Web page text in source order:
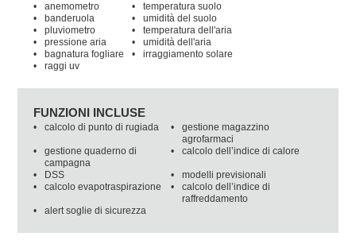
• anemometro •
temperatura suolo
•
banderuola •
umidità del suolo
•
pluviometro •
temperatura dell'aria
•
pressione aria •
umidità dell'aria
•
bagnatura fogliare •
irraggiamento solare
•
raggi uv
FUNZIONI INCLUSE
• calcolo di punto di rugiada •
gestione magazzino
agrofarmaci
•
gestione quaderno di
campagna
• calcolo dell’indice di calore
• DSS •
modelli previsionali
•
calcolo evapotraspirazione •
calcolo dell’indice di
raffreddamento
•
alert soglie di sicurezza